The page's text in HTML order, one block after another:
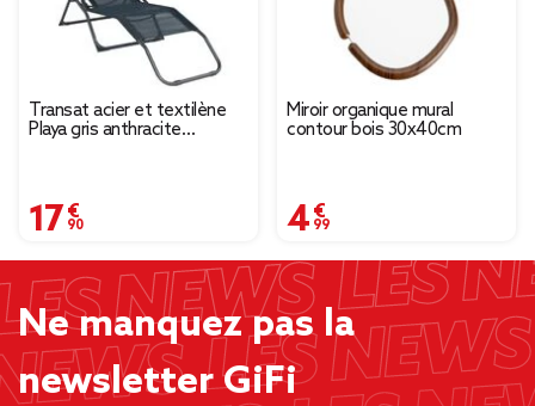
Transat acier et textilène
Playa gris anthracite
17,90 €
Miroir organique mural
contour bois 30x40cm
4,99 €
Ne manquez pas la
newsletter GiFi